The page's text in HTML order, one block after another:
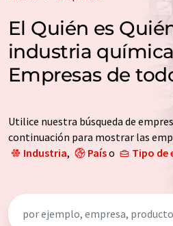
El Quién es
industria
Empresas de
Utilice nuestra búsqueda de
continuación para mostrar las
Industria, Paíso Tipo de